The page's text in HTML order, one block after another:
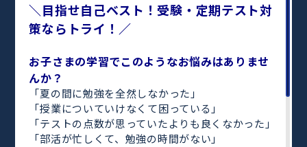
＼目指せ自己ベスト！受験・定期テスト対
策ならトライ！／
お子さまの学習でこのようなお悩みはありませ
んか？
「夏の間に勉強を全然しなかった」
「授業についていけなくて困っている」
「テストの点数が思っていたよりも良くなかった」
「部活が忙しくて、勉強の時間がない」